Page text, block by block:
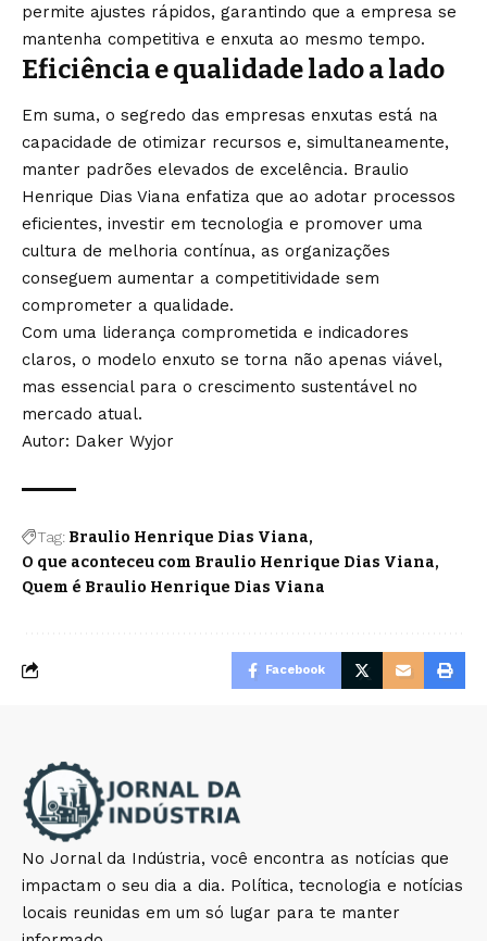
permite ajustes rápidos, garantindo que a empresa se
mantenha competitiva e enxuta ao mesmo tempo.
Eficiência e qualidade lado a lado
Em suma, o segredo das empresas enxutas está na
capacidade de otimizar recursos e, simultaneamente,
manter padrões elevados de excelência. Braulio
Henrique Dias Viana enfatiza que ao adotar processos
eficientes, investir em tecnologia e promover uma
cultura de melhoria contínua, as organizações
conseguem aumentar a competitividade sem
comprometer a qualidade.
Com uma liderança comprometida e indicadores
claros, o modelo enxuto se torna não apenas viável,
mas essencial para o crescimento sustentável no
mercado atual.
Autor: Daker Wyjor
Tag: Braulio Henrique Dias Viana
O que aconteceu com Braulio Henrique Dias Viana
Quem é Braulio Henrique Dias Viana
Facebook
No Jornal da Indústria, você encontra as notícias que
impactam o seu dia a dia. Política, tecnologia e notícias
locais reunidas em um só lugar para te manter